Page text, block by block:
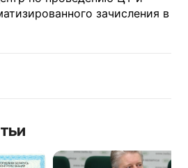
зачисления в